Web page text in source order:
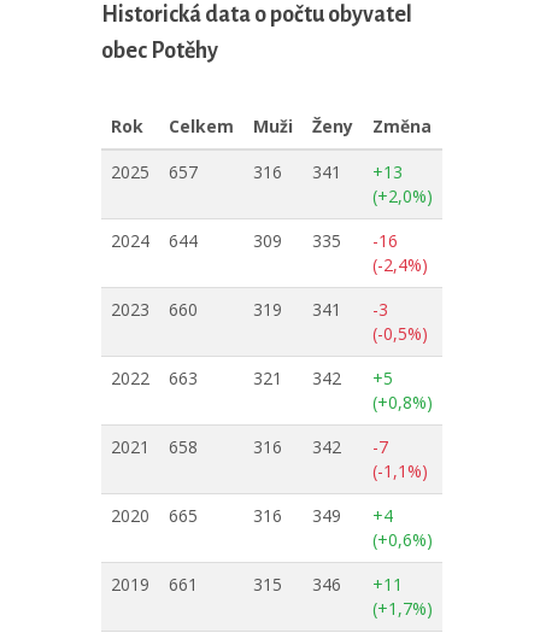
Historická data o počtu obyvatel
obec Potěhy
Rok Celkem Muži Ženy
Změna
2025
657 316 341
+13
(+2,0%)
2024
644 309 335
-16
(-2,4%)
2023
660 319 341
-3
(-0,5%)
2022
663 321 342
+5
(+0,8%)
2021
658 316 342
-7
(-1,1%)
2020
665 316 349
+4
(+0,6%)
2019
661 315 346
+11
(+1,7%)